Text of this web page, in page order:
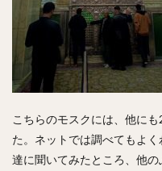
こちらのモスクには、他に
た。ネットでは調べてもよ
達に聞いてみたところ、他